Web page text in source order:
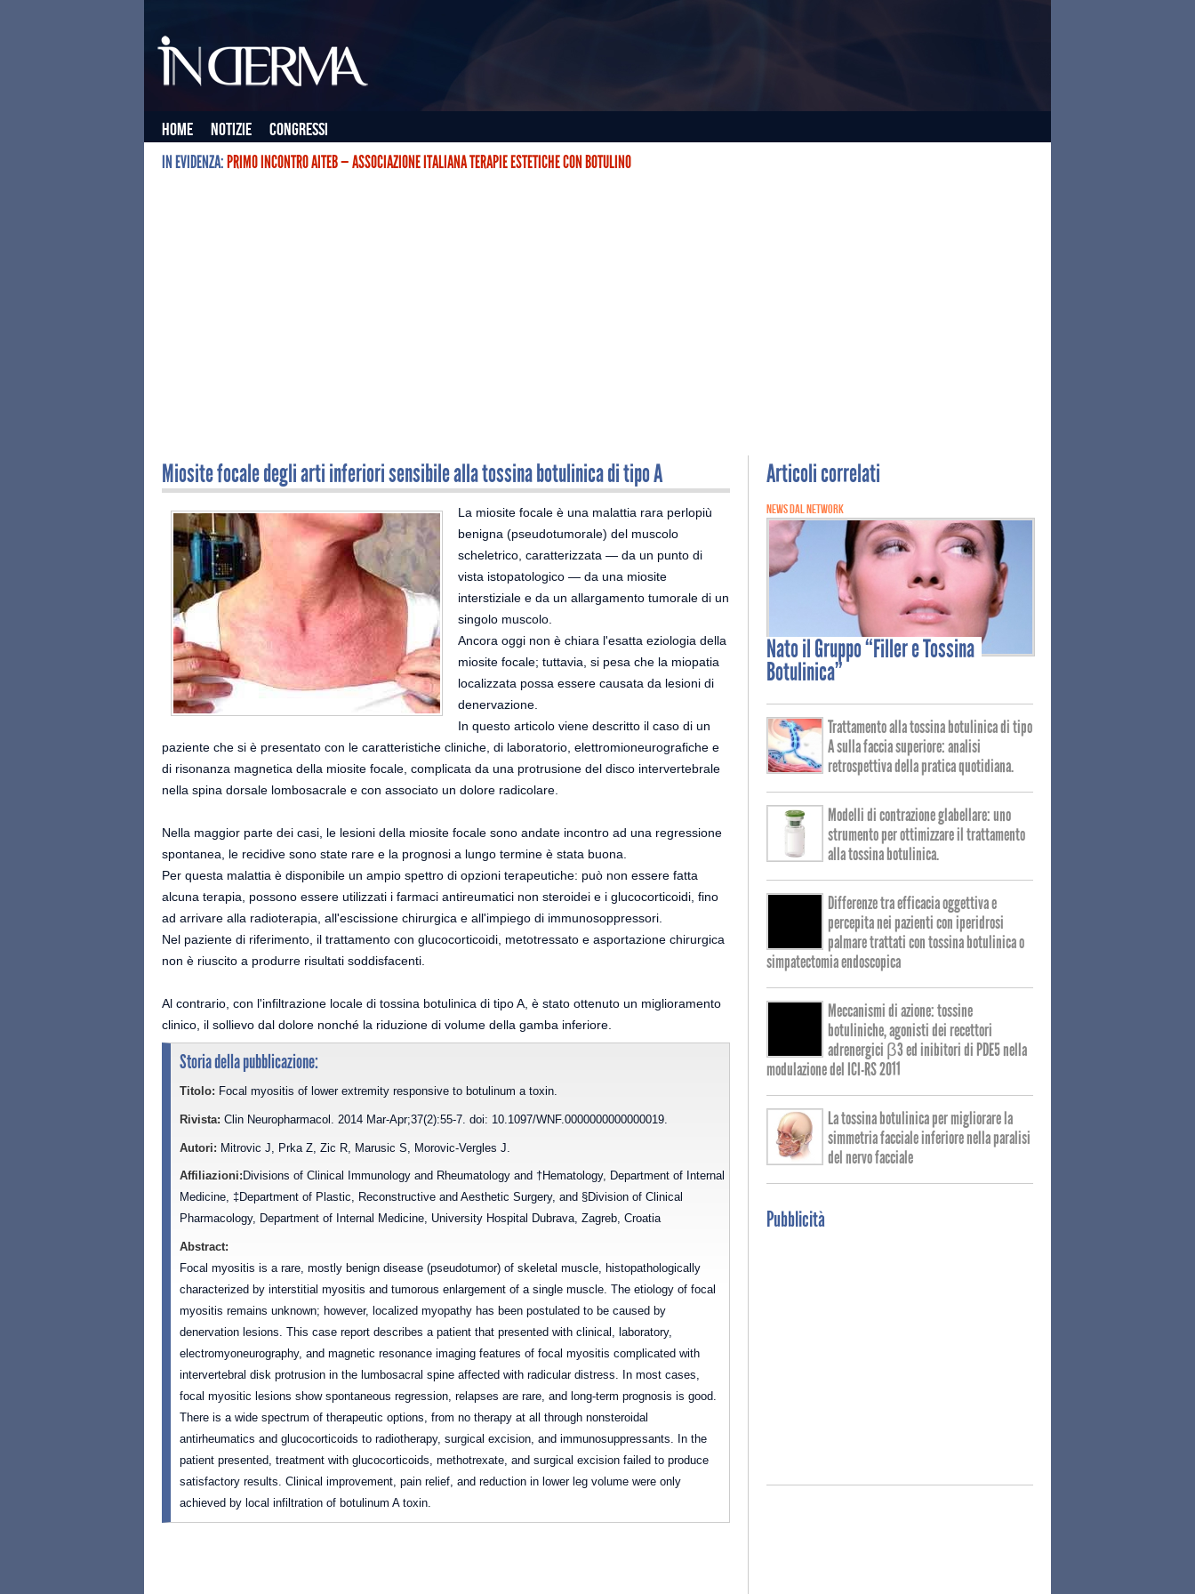
Home Notizie
Congressi
IN EVIDENZA:PRIMO INCONTRO AITEB — ASSOCIAZIONE ITALIANA TERAPIE ESTETICHE CON BOTULINO
Miosite focale degli arti inferiori sensibile alla tossina botulinica di tipo A
La miosite focale è una malattia rara perlopiù
benigna (pseudotumorale) del muscolo
scheletrico, caratterizzata — da un punto di
vista istopatologico — da una miosite
interstiziale e da un allargamento tumorale di un
singolo muscolo.
Ancora oggi non è chiara l'esatta eziologia della
miosite focale; tuttavia, si pesa che la miopatia
localizzata possa essere causata da lesioni di
denervazione.
In questo articolo viene descritto il caso di un
paziente che si è presentato con le caratteristiche cliniche, di laboratorio, elettromioneurografiche e
di risonanza magnetica della miosite focale, complicata da una protrusione del disco intervertebrale
nella spina dorsale lombosacrale e con associato un dolore radicolare.
Nella maggior parte dei casi, le lesioni della miosite focale sono andate incontro ad una regressione
spontanea, le recidive sono state rare e la prognosi a lungo termine è stata buona.
Per questa malattia è disponibile un ampio spettro di opzioni terapeutiche: può non essere fatta
alcuna terapia, possono essere utilizzati i farmaci antireumatici non steroidei e i glucocorticoidi, fino
ad arrivare alla radioterapia, all'escissione chirurgica e all'impiego di immunosoppressori.
Nel paziente di riferimento, il trattamento con glucocorticoidi, metotressato e asportazione chirurgica
non è riuscito a produrre risultati soddisfacenti.
Al contrario, con l'infiltrazione locale di tossina botulinica di tipo A, è stato ottenuto un miglioramento
clinico, il sollievo dal dolore nonché la riduzione di volume della gamba inferiore.
Storia della pubblicazione:
Titolo: Focal myositis of lower extremity responsive to botulinum a toxin.
Rivista: Clin Neuropharmacol. 2014 Mar-Apr;37(2):55-7. doi: 10.1097/WNF.0000000000000019.
Autori: Mitrovic J, Prka Z, Zic R, Marusic S, Morovic-Vergles J.
Affiliazioni: Divisions of Clinical Immunology and Rheumatology and †Hematology, Department of Internal
Medicine, ‡Department of Plastic, Reconstructive and Aesthetic Surgery, and §Division of Clinical
Pharmacology, Department of Internal Medicine, University Hospital Dubrava, Zagreb, Croatia
Abstract:
Focal myositis is a rare, mostly benign disease (pseudotumor) of skeletal muscle, histopathologically
characterized by interstitial myositis and tumorous enlargement of a single muscle. The etiology of focal
myositis remains unknown; however, localized myopathy has been postulated to be caused by
denervation lesions. This case report describes a patient that presented with clinical, laboratory,
electromyoneurography, and magnetic resonance imaging features of focal myositis complicated with
intervertebral disk protrusion in the lumbosacral spine affected with radicular distress. In most cases,
focal myositic lesions show spontaneous regression, relapses are rare, and long-term prognosis is good.
There is a wide spectrum of therapeutic options, from no therapy at all through nonsteroidal
antirheumatics and glucocorticoids to radiotherapy, surgical excision, and immunosuppressants. In the
patient presented, treatment with glucocorticoids, methotrexate, and surgical excision failed to produce
satisfactory results. Clinical improvement, pain relief, and reduction in lower leg volume were only
achieved by local infiltration of botulinum A toxin.
Articoli correlati
NEWS DAL NETWORK
Natoil Gruppo “Filler e Tossina
Botulinica”
Trattamento alla tossina botulinica di tipo
A sulla faccia superiore: analisi
retrospettiva della pratica quotidiana.
Modelli di contrazione glabellare: uno
strumento per ottimizzare il trattamento
alla tossina botulinica.
Differenze tra efficacia oggettiva e
percepita nei pazienti con iperidrosi
palmare trattati con tossina botulinica o
simpatectomia endoscopica
Meccanismi di azione: tossine
botuliniche, agonisti dei recettori
adrenergici β3 ed inibitori di PDE5 nella
modulazione del ICI-RS 2011
La tossina botulinica per migliorare la
simmetria facciale inferiore nella paralisi
del nervo facciale
Pubblicità